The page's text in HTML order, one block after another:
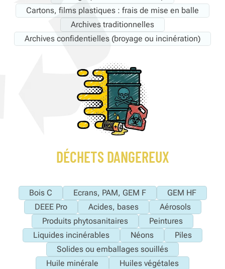
Cartons, films plastiques : frais de mise en balle
Archives traditionnelles
Archives confidentielles (broyage ou incinération)
DÉCHETS DANGEREUX
Bois C Ecrans, PAM, GEM F
GEM HF
DEEE Pro
Acides, bases
Aérosols
Produits phytosanitaires
Peintures
Liquides incinérables
Néons
Piles
Solides ou emballages souillés
Huile minérale
Huiles végétales